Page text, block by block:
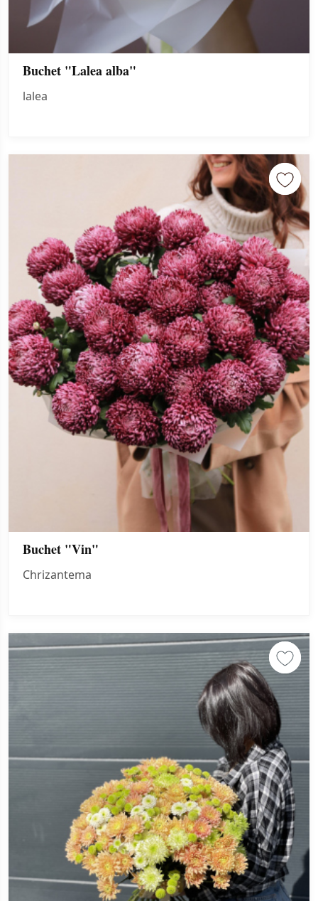
Buchet "Lalea alba"
lalea
Buchet "Vin"
Chrizantema